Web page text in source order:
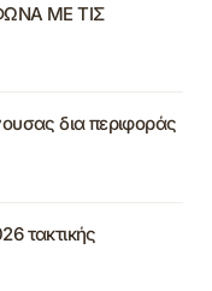
ΜΕ ΤΙΣ
δια περιφοράς
τακτικής